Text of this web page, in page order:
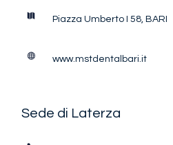
Piazza Umberto I 58, BARI
www.mstdentalbari.it
Sede di Laterza